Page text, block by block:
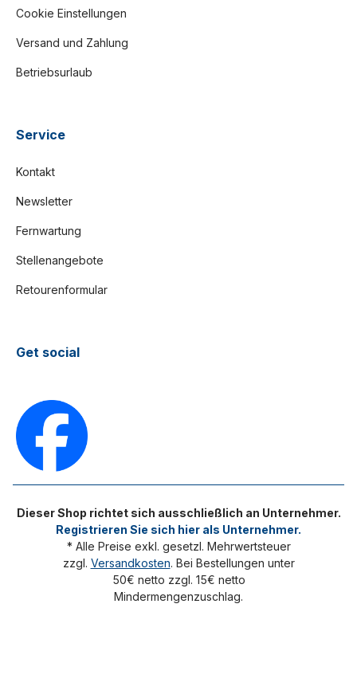
Cookie Einstellungen
Versand und Zahlung
Betriebsurlaub
Service
Kontakt
Newsletter
Fernwartung
Stellenangebote
Retourenformular
Get social
Dieser Shop richtet sich ausschließlich an Unternehmer.
Registrieren Sie sich hier als Unternehmer.
* Alle Preise exkl. gesetzl. Mehrwertsteuer
zzgl. Versandkosten. Bei Bestellungen unter
50€ netto zzgl. 15€ netto
Mindermengenzuschlag.